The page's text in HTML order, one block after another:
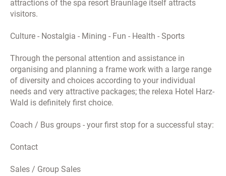
Zukunft widerrufen durch Klicken des nachfolgenden
Buttons/Links: „Ablehnen“. Sie können Ihren Browser so
informiert. So wird der Gebrauch von Cookies für Sie
transparent. Wenn Sie die Nutzung von Cookies völlig
ausschließen, können Sie einzelne Funktionen unserer
Website - inklusive der Möglichkeit zum Cookie-basierten
Opt-Out vom Tracking - nicht verwenden.
zu, bei welchen Sie das Tracking unterbinden möchten.
Cookies dazu führt, dass auch Opt-Out Cookies gelöscht
Cookies sind ferner Browser-gebunden, d.h. sie müssen
attractions of the spa resort Braunlage itself attracts
visitors.
Culture - Nostalgia - Mining - Fun - Health - Sports
Through the personal attention and assistance in
organising and planning a frame work with a large range
of diversity and choices according to your individual
needs and very attractive packages; the relexa Hotel Harz-
Wald is definitely first choice.
Coach / Bus groups - your first stop for a successful stay:
Contact
Sales / Group Sales